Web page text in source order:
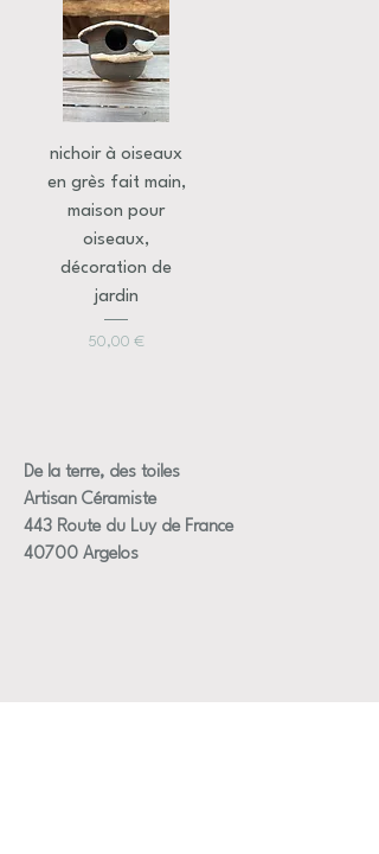
nichoir à oiseaux
en grès fait main,
maison pour
oiseaux,
décoration de
jardin
Prix
50,00 €
De la terre, des toiles
Artisan Céramiste
443 Route du Luy de France
40700 Argelos